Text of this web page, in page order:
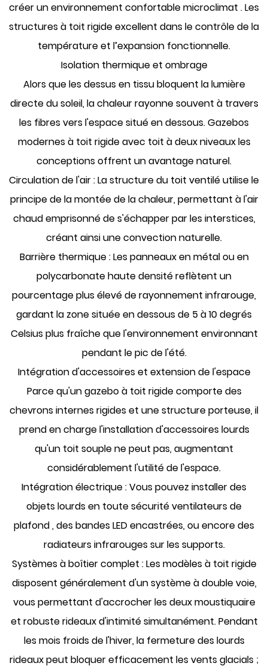
créer un environnement confortablemicroclimat . Les
structures à toit rigide excellent dans le contrôle de la
température et l’expansion fonctionnelle.
Isolation thermique et ombrage
Alors que les dessus en tissu bloquent la lumière
directe du soleil, la chaleur rayonne souvent à travers
les fibres vers l'espace situé en dessous. Gazebos
modernes à toit rigide avec toit à deux niveauxles
conceptions offrent un avantage naturel.
Circulation de l'air :La structure du toit ventilé utilise le
principe de la montée de la chaleur, permettant à l'air
chaud emprisonné de s'échapper par les interstices,
créant ainsi une convection naturelle.
Barrière thermique :Les panneaux en métal ou en
polycarbonate haute densité reflètent un
pourcentage plus élevé de rayonnement infrarouge,
gardant la zone située en dessous de 5 à 10 degrés
Celsius plus fraîche que l'environnement environnant
pendant le pic de l'été.
Intégration d'accessoires et extension de l'espace
Parce qu'un gazebo à toit rigide comporte des
chevrons internes rigides et une structure porteuse, il
prend en charge l'installation d'accessoires lourds
qu'un toit souple ne peut pas, augmentant
considérablement l'utilité de l'espace.
Intégration électrique :Vous pouvez installer des
objets lourds en toute sécuritéventilateurs de
plafond, des bandes LED encastrées, ou encore des
radiateurs infrarouges sur les supports.
Systèmes à boîtier complet :Les modèles à toit rigide
disposent généralement d'un système à double voie,
vous permettant d'accrocher les deuxmoustiquaire
et robusterideaux d'intimitésimultanément. Pendant
les mois froids de l'hiver, la fermeture des lourds
rideaux peut bloquer efficacement les vents glacials ;